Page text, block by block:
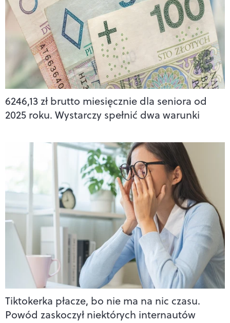
6246,13 zł brutto miesięcznie dla seniora od
2025 roku. Wystarczy spełnić dwa warunki
Tiktokerka płacze, bo nie ma na nic czasu.
Powód zaskoczył niektórych internautów